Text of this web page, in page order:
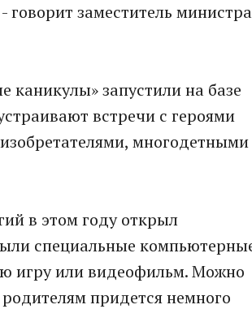
заместитель министра
каникулы» запустили на базе
встречи с героями
многодетными
в этом году открыл
специальные
игру или видеофильм. Можно
придется немного